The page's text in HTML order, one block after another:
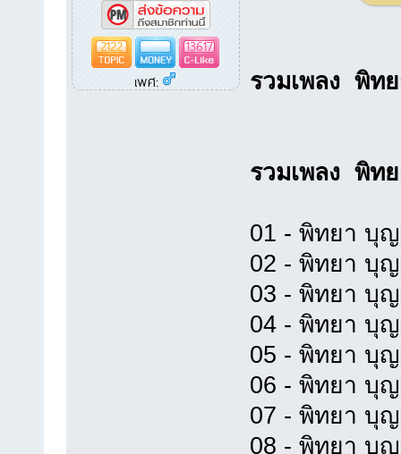
2122
13617
เพศ:
รวมเพลง พิท
รวมเพลง พิท
01 - พิทยา บุ
02 - พิทยา บุ
03 - พิทยา บุ
04 - พิทยา บุ
05 - พิทยา บุ
06 - พิทยา บุ
07 - พิทยา บุ
08 - พิทยา บุ